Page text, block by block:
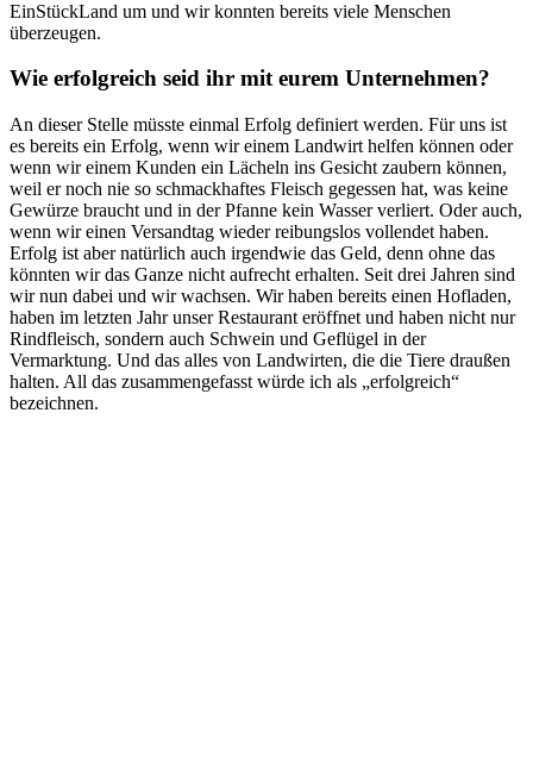
EinStückLand um und wir konnten bereits viele Menschen
überzeugen.
Wie erfolgreich seid ihr mit eurem Unternehmen?
An dieser Stelle müsste einmal Erfolg definiert werden. Für uns ist
es bereits ein Erfolg, wenn wir einem Landwirt helfen können oder
wenn wir einem Kunden ein Lächeln ins Gesicht zaubern können,
weil er noch nie so schmackhaftes Fleisch gegessen hat, was keine
Gewürze braucht und in der Pfanne kein Wasser verliert. Oder auch,
wenn wir einen Versandtag wieder reibungslos vollendet haben.
Erfolg ist aber natürlich auch irgendwie das Geld, denn ohne das
könnten wir das Ganze nicht aufrecht erhalten. Seit drei Jahren sind
wir nun dabei und wir wachsen. Wir haben bereits einen Hofladen,
haben im letzten Jahr unser Restaurant eröffnet und haben nicht nur
Rindfleisch, sondern auch Schwein und Geflügel in der
Vermarktung. Und das alles von Landwirten, die die Tiere draußen
halten. All das zusammengefasst würde ich als „erfolgreich“
bezeichnen.